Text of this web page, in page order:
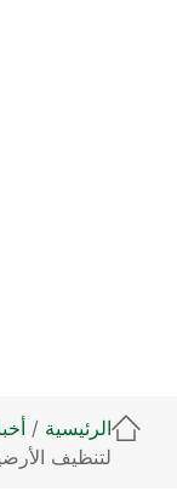
الرئيسية /
لتنظيف